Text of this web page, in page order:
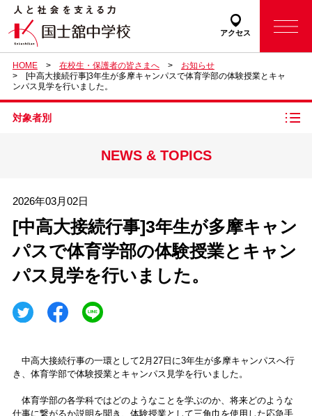
アクセス
HOME 在校生・保護者の皆さまへ
お知らせ
[中高大接続行事]3年生が多摩キャンパスで体育学部の体験授業とキャ
ンパス見学を行いました。
対象者別
NEWS & TOPICS
2026年03月02日
[中高大接続行事]3年生が多摩キャン
パスで体育学部の体験授業とキャン
パス見学を行いました。
中高大接続行事の一環として2月27日に3年生が多摩キャンパスへ行
き、体育学部で体験授業とキャンパス見学を行いました。
体育学部の各学科ではどのようなことを学ぶのか、将来どのような
仕事に繋がるか説明を聞き、体験授業として三角巾を使用した応急手